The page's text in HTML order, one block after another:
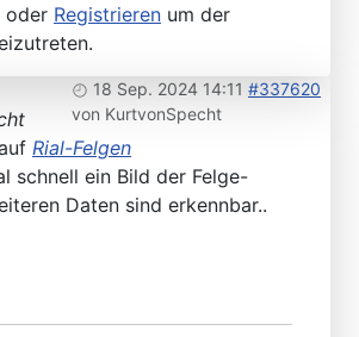
oder Registrieren um der
18 Sep. 2024 14:11 #337620
von KurtvonSpecht
Rial-Felgen
schnell ein Bild der Felge-
Daten sind erkennbar..